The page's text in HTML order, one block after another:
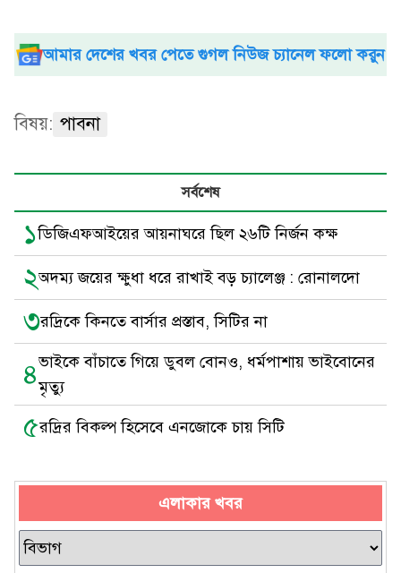
আমার দেশের খবর পেতে গুগল নিউজ চ্যানেল ফলো করুন
বিষয়: পাবনা
সর্বশেষ
১ডিজিএফআইয়ের আয়নাঘরে ছিল ২৬টি নির্জন কক্ষ
২অদম্য জয়ের ক্ষুধা ধরে রাখাই বড় চ্যালেঞ্জ : রোনালদো
৩রদ্রিকে কিনতে বার্সার প্রস্তাব, সিটির না
৪ভাইকে বাঁচাতে গিয়ে ডুবল বোনও, ধর্মপাশায় ভাইবোনের
মৃত্যু
৫রদ্রির বিকল্প হিসেবে এনজোকে চায় সিটি
এলাকার খবর